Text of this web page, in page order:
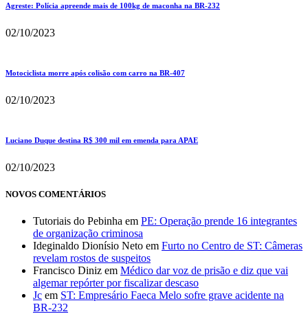
Agreste: Polícia apreende mais de 100kg de maconha na BR-232
02/10/2023
Motociclista morre após colisão com carro na BR-407
02/10/2023
Luciano Duque destina R$ 300 mil em emenda para APAE
02/10/2023
NOVOS COMENTÁRIOS
Tutoriais do Pebinha em PE: Operação prende 16 integrantes
de organização criminosa
Ideginaldo Dionísio Neto em Furto no Centro de ST: Câmeras
revelam rostos de suspeitos
Francisco Diniz em Médico dar voz de prisão e diz que vai
algemar repórter por fiscalizar descaso
Jc em ST: Empresário Faeca Melo sofre grave acidente na
BR-232